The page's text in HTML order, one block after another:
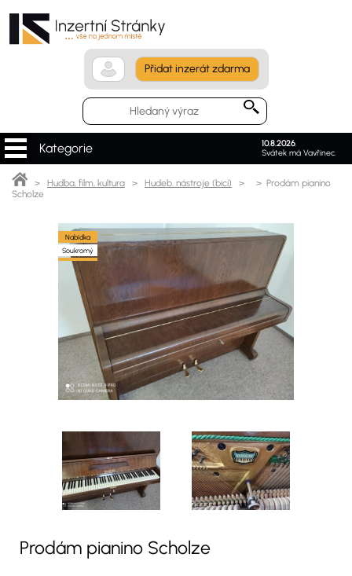
Přidat inzerát zdarma
10.8.2026.
Svátek má Vavřinec.
Kategorie
> Hudba, film, kultura > Hudeb. nástroje (bicí) >
> Prodám pianino
Scholze
Nabídka
Soukromý
Prodám pianino Scholze